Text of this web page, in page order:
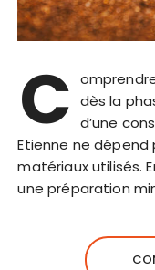
C dès la
d’une
Etienne ne
matériaux utilisés.
une préparation